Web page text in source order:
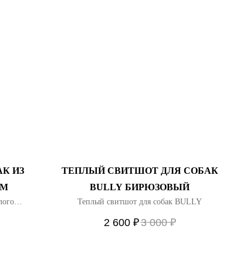
ИЗ
ТЕПЛЫЙ СВИТШОТ ДЛЯ СОБАК
BULLY БИРЮЗОВЫЙ
Теплый свитшот для собак BULLY
2 600 ₽3 000 ₽